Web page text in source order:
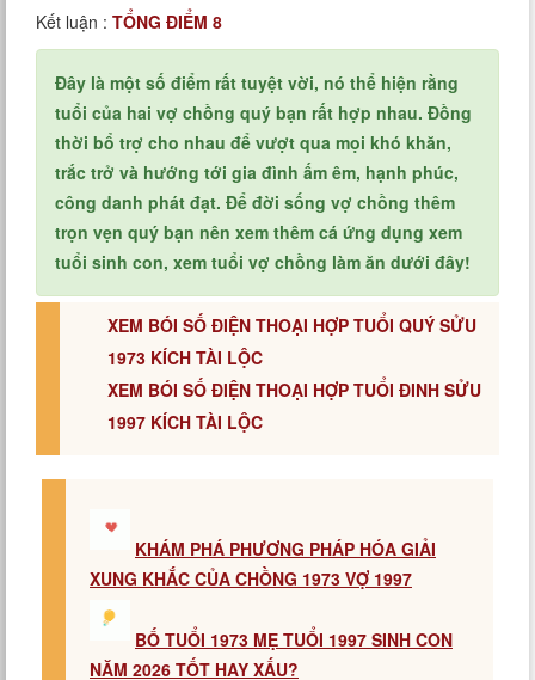
Kết luận : TỔNG ĐIỂM 8
Đây là một số điểm rất tuyệt vời, nó thể hiện rằng
tuổi của hai vợ chồng quý bạn rất hợp nhau. Đồng
thời bổ trợ cho nhau để vượt qua mọi khó khăn,
trắc trở và hướng tới gia đình ấm êm, hạnh phúc,
công danh phát đạt. Để đời sống vợ chồng thêm
trọn vẹn quý bạn nên xem thêm cá ứng dụng xem
tuổi sinh con, xem tuổi vợ chồng làm ăn dưới đây!
XEM BÓI SỐ ĐIỆN THOẠI HỢP TUỔI QUÝ SỬU
1973 KÍCH TÀI LỘC
XEM BÓI SỐ ĐIỆN THOẠI HỢP TUỔI ĐINH SỬU
1997 KÍCH TÀI LỘC
KHÁM PHÁ PHƯƠNG PHÁP HÓA GIẢI
XUNG KHẮC CỦA CHỒNG 1973 VỢ 1997
BỐ TUỔI 1973 MẸ TUỔI 1997 SINH CON
NĂM 2026 TỐT HAY XẤU?